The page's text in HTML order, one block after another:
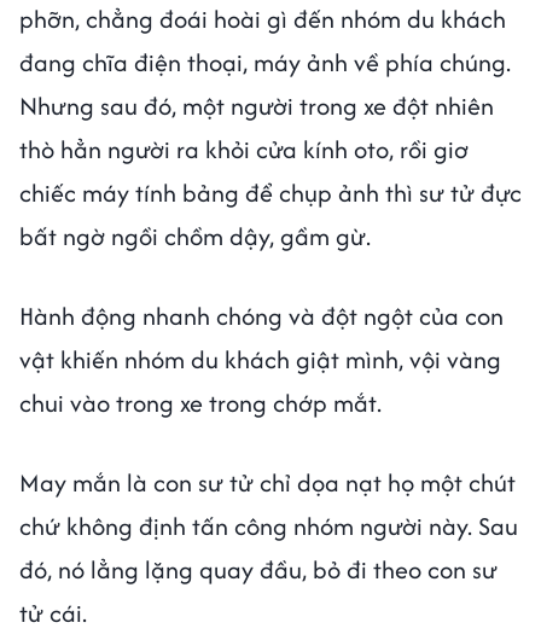
phỡn, chẳng đoái hoài gì đến nhóm du khách
đang chĩa điện thoại, máy ảnh về phía chúng.
Nhưng sau đó, một người trong xe đột nhiên
thò hẳn người ra khỏi cửa kính oto, rồi giơ
chiếc máy tính bảng để chụp ảnh thì sư tử đực
bất ngờ ngồi chồm dậy, gầm gừ.
Hành động nhanh chóng và đột ngột của con
vật khiến nhóm du khách giật mình, vội vàng
chui vào trong xe trong chớp mắt.
May mắn là con sư tử chỉ dọa nạt họ một chút
chứ không định tấn công nhóm người này. Sau
đó, nó lẳng lặng quay đầu, bỏ đi theo con sư
tử cái.